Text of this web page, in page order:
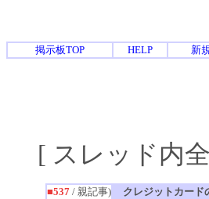
掲示板TOP HELP 新
[ スレッド内
■537/ 親記事) クレジットカード